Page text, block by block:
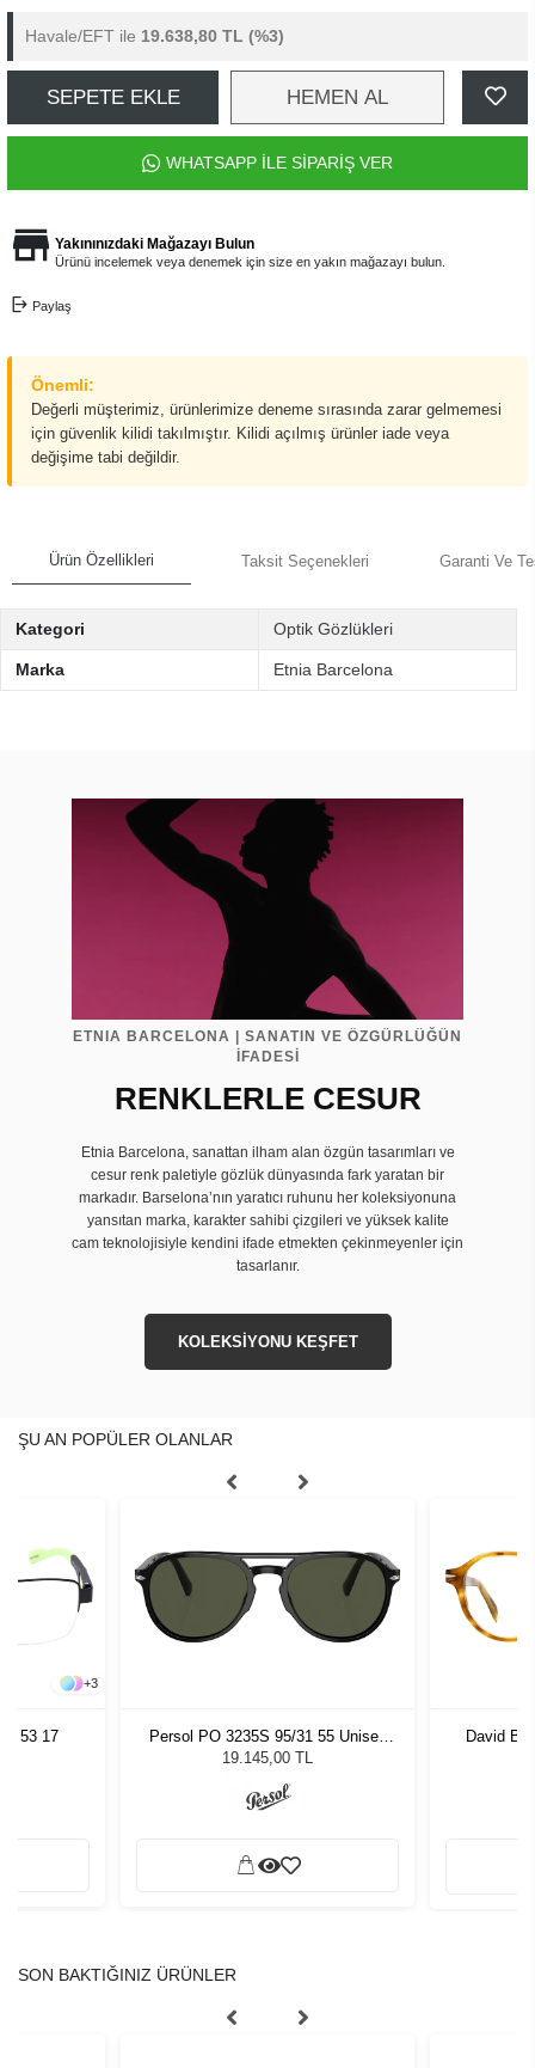
Havale/EFT ile 19.638,80 TL (%3)
SEPETE EKLE HEMEN AL
WHATSAPP İLE SİPARİŞ VER
Yakınınızdaki Mağazayı Bulun
Ürünü incelemek veya denemek için size en yakın mağazayı bulun.
Paylaş
Önemli:
Değerli müşterimiz, ürünlerimize deneme sırasında zarar gelmemesi
için güvenlik kilidi takılmıştır. Kilidi açılmış ürünler iade veya
değişime tabi değildir.
Ürün Özellikleri Taksit Seçenekleri Garanti Ve
Kategori Optik Gözlükleri
Marka Etnia Barcelona
ETNIA BARCELONA | SANATIN VE ÖZGÜRLÜĞÜN
İFADESİ
RENKLERLE CESUR
Etnia Barcelona, sanattan ilham alan özgün tasarımları ve
cesur renk paletiyle gözlük dünyasında fark yaratan bir
markadır. Barselona’nın yaratıcı ruhunu her koleksiyonuna
yansıtan marka, karakter sahibi çizgileri ve yüksek kalite
cam teknolojisiyle kendini ifade etmekten çekinmeyenler için
tasarlanır.
KOLEKSİYONU KEŞFET
ŞU AN POPÜLER OLANLAR
+3
53 17
Persol PO 3235S 95/31 55 Unisex
Güneş Gözlüğü
19.145,00 TL
David
SON BAKTIĞINIZ ÜRÜNLER